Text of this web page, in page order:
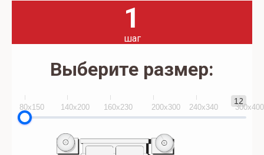
1
шаг
Выберите размер:
12
80x150 140х200 160х230 200х300 240х340 300х400